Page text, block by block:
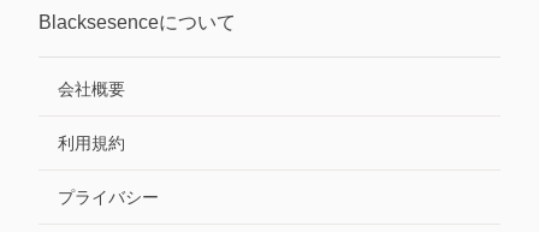
Blacksesenceについて
会社概要
利用規約
プライバシー